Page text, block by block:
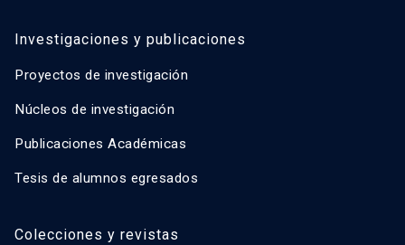
Investigaciones y publicaciones
Proyectos de investigación
Núcleos de investigación
Publicaciones Académicas
Tesis de alumnos egresados
Colecciones y revistas